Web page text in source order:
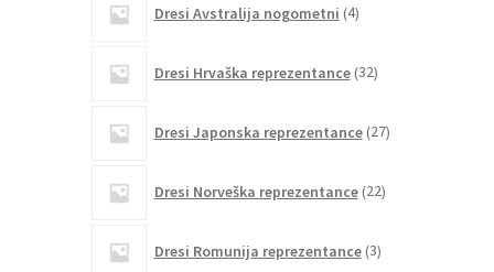
Dresi Avstralija nogometni 4izdelki
Dresi Hrvaška reprezentance 32izdelkov
Dresi Japonska reprezentance 27izdelkov
Dresi Norveška reprezentance 22izdelkov
Dresi Romunija reprezentance 3izdelki